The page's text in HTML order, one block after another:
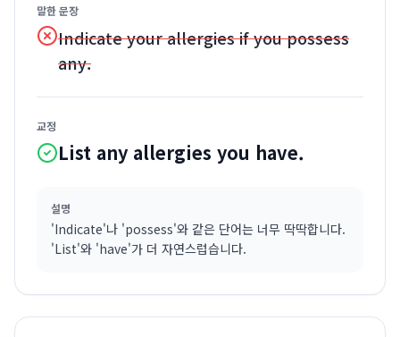
말한 문장
Indicate your allergies if you possess
any.
교정
List any allergies you have.
설명
'Indicate'나 'possess'와 같은 단어는 너무 딱딱합니다.
'List'와 'have'가 더 자연스럽습니다.